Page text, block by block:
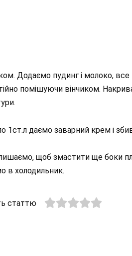
Додаємо пудинг і молоко,
помішуючи вінчиком.
1ст.л даємо заварний крем і
щоб змастити ще боки
в холодильник.
статтю